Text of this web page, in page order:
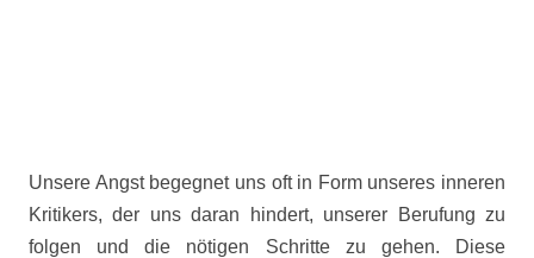
Unsere Angst begegnet uns oft in Form unseres inneren
Kritikers, der uns daran hindert, unserer Berufung zu
folgen und die nötigen Schritte zu gehen. Diese